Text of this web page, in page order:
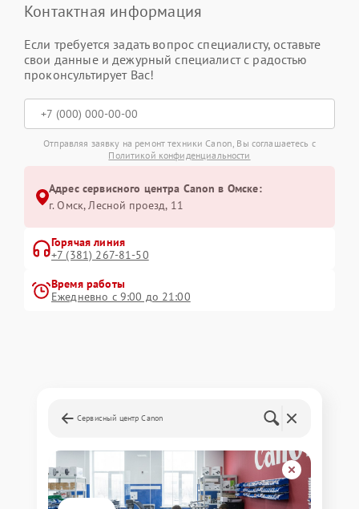
Контактная информация
Если требуется задать вопрос специалисту, оставьте
свои данные и дежурный специалист с радостью
проконсультирует Вас!
Отправляя заявку на ремонт техники Canon, Вы соглашаетесь с
Политикой конфиденциальности
Адрес сервисного центра Canon в Омске:
г. Омск, ​Лесной проезд, 11
Горячая линия
+7 (381) 267-81-50
Время работы
Ежедневно с 9:00 до 21:00
Сервисный центр Canon